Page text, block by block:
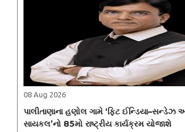
08 Aug 2026
પાલીતાણાના હણોલ ગામે ‘ફિટ ઈન્ડિયા–સન્ડેઝ
સાયકલ’નો 85મો રાષ્ટ્રીય કાર્યક્રમ યોજાશે